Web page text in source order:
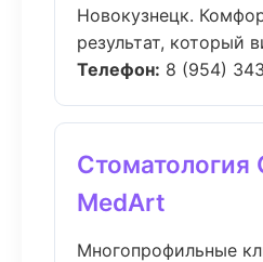
Новокузнецк.
результат, который
Телефон: 8 (954)
Стоматология
MedArt
Многопрофильные